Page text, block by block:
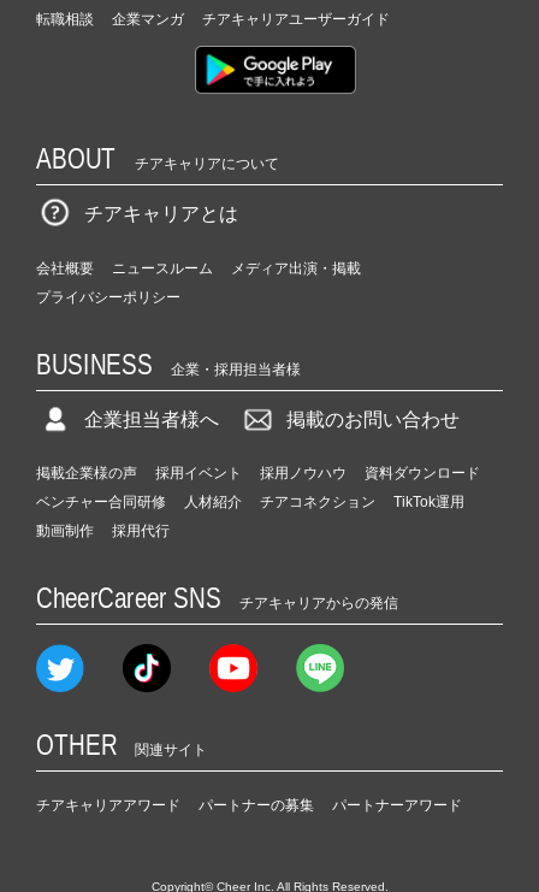
転職相談
企業マンガ チアキャリアユーザーガイド
ABOUT チアキャリアについて
チアキャリアとは
会社概要 ニュースルーム
メディア出演・掲載
プライバシーポリシー
BUSINESS 企業・採用担当者様
企業担当者様へ 掲載のお問い合わせ
掲載企業様の声 採用イベント 採用ノウハウ
資料ダウンロード
ベンチャー合同研修
人材紹介 チアコネクション
TikTok運用
動画制作
採用代行
CheerCareer SNS チアキャリアからの発信
OTHER 関連サイト
チアキャリアアワード パートナーの募集 パートナーアワード
Copyright© Cheer Inc. All Rights Reserved.